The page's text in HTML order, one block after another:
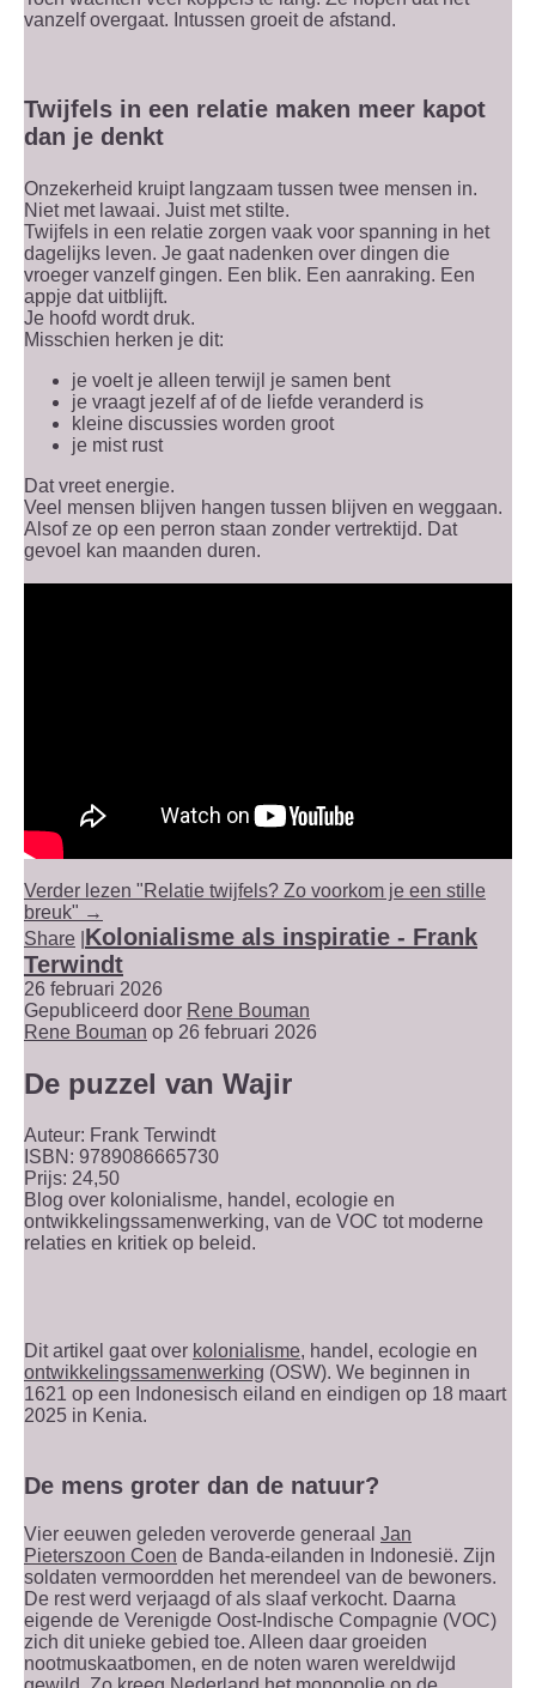
vanzelf overgaat. Intussen groeit de afstand.
Twijfels in een relatie maken meer kapot
dan je denkt
Onzekerheid kruipt langzaam tussen twee mensen in.
Niet met lawaai. Juist met stilte.
Twijfels in een relatie zorgen vaak voor spanning in het
dagelijks leven. Je gaat nadenken over dingen die
vroeger vanzelf gingen. Een blik. Een aanraking. Een
appje dat uitblijft.
Je hoofd wordt druk.
Misschien herken je dit:
je voelt je alleen terwijl je samen bent
je vraagt jezelf af of de liefde veranderd is
kleine discussies worden groot
je mist rust
Dat vreet energie.
Veel mensen blijven hangen tussen blijven en weggaan.
Alsof ze op een perron staan zonder vertrektijd. Dat
gevoel kan maanden duren.
Verder lezen "Relatie twijfels? Zo voorkom je een stille
breuk" →
Share Kolonialisme als inspiratie - Frank
Terwindt
26 februari 2026
Gepubliceerd door Rene Bouman
Rene Bouman op 26 februari 2026
De puzzel van Wajir
Auteur: Frank Terwindt
ISBN: 9789086665730
Prijs: 24,50
Blog over kolonialisme, handel, ecologie en
ontwikkelingssamenwerking, van de VOC tot moderne
relaties en kritiek op beleid.
Dit artikel gaat over kolonialisme, handel, ecologie en
ontwikkelingssamenwerking (OSW). We beginnen in
1621 op een Indonesisch eiland en eindigen op 18 maart
2025 in Kenia.
De mens groter dan de natuur?
Vier eeuwen geleden veroverde generaal Jan
Pieterszoon Coen de Banda-eilanden in Indonesië. Zijn
soldaten vermoordden het merendeel van de bewoners.
De rest werd verjaagd of als slaaf verkocht. Daarna
eigende de Verenigde Oost-Indische Compagnie (VOC)
zich dit unieke gebied toe. Alleen daar groeiden
nootmuskaatbomen, en de noten waren wereldwijd